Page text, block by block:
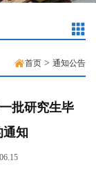
首页 > 通知公告
批研究生毕
通知